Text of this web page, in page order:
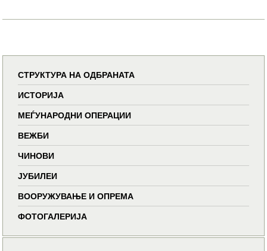
СТРУКТУРА НА ОДБРАНАТА
ИСТОРИЈА
МЕЃУНАРОДНИ ОПЕРАЦИИ
ВЕЖБИ
ЧИНОВИ
ЈУБИЛЕИ
ВООРУЖУВАЊЕ И ОПРЕМА
ФОТОГАЛЕРИЈА